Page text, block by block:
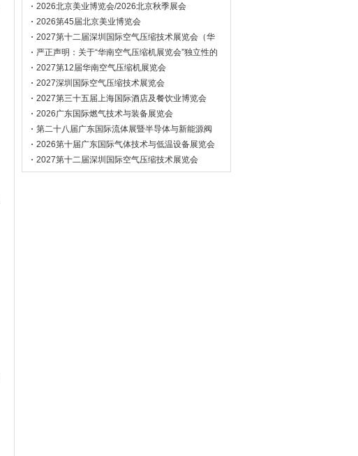
2026北京美业博览会/2026北京秋季展会
2026第45届北京美业博览会
2027第十二届深圳国际空气压缩技术展览会（华
南空压机展会）
严正声明：关于“华南空气压缩机展览会”独立性的
声明
2027第12届华南空气压缩机展览会
2027深圳国际空气压缩技术展览会
2027第三十五届上海国际酒店及餐饮业博览会
2026广东国际燃气技术与装备展览会
第二十八届广东国际流体展暨半导体与新能源阀
门管道展览会
2026第十届广东国际气体技术与低温设备展览会
2027第十二届深圳国际空气压缩技术展览会